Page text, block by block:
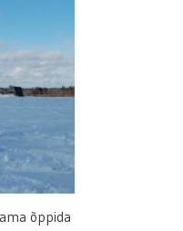
õppida